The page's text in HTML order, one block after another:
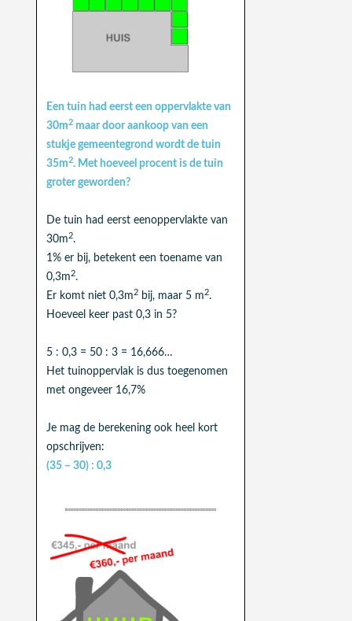
Een tuin had eerst een oppervlakte van
30m2 maar door aankoop van een
stukje gemeentegrond wordt de tuin
35m2. Met hoeveel procent is de tuin
groter geworden?
De tuin had eerst eenoppervlakte van
30m2.
1% er bij, betekent een toename van
0,3m2.
Er komt niet 0,3m2 bij, maar 5 m2.
Hoeveel keer past 0,3 in 5?
5 : 0,3 = 50 : 3 = 16,666…
Het tuinoppervlak is dus toegenomen
met ongeveer 16,7%
Je mag de berekening ook heel kort
opschrijven:
(35 – 30) : 0,3